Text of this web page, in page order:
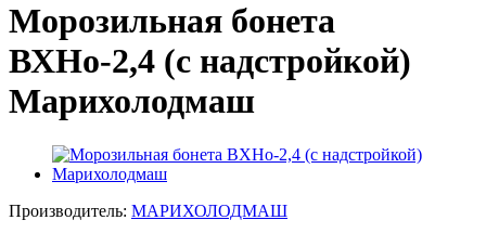
Морозильная бонета
ВХНо-2,4 (с надстройкой)
Марихолодмаш
Производитель: МАРИХОЛОДМАШ